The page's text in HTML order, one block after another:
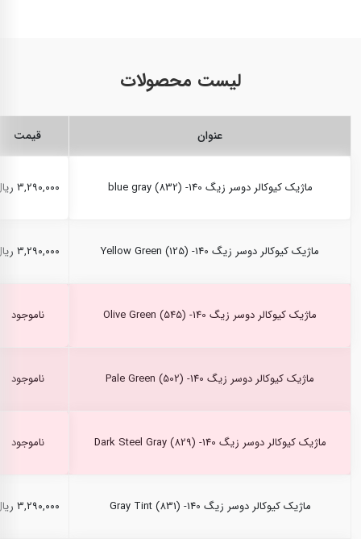
لیست محصولات
عنوان قیمت
ماژیک کیوکالر دوسر زیگ blue gray (832) -140 ۳,۲۹۰,۰۰۰ ریال
ماژیک کیوکالر دوسر زیگ Yellow Green (125) -140 ۳,۲۹۰,۰۰۰ ریال
ماژیک کیوکالر دوسر زیگ Olive Green (545) -140 ناموجود
ماژیک کیوکالر دوسر زیگ Pale Green (502) -140 ناموجود
ماژیک کیوکالر دوسر زیگ Dark Steel Gray (829) -140 ناموجود
ماژیک کیوکالر دوسر زیگ Gray Tint (831) -140 ۳,۲۹۰,۰۰۰ ریال